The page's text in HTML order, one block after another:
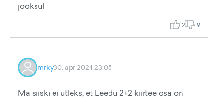
jooksul
2 9
mrky30. apr 2024 23:05
Ma siiski ei ütleks, et Leedu 2+2 kiirtee osa on